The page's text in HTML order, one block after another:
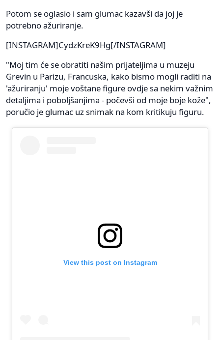
Potom se oglasio i sam glumac kazavši da joj je
potrebno ažuriranje.
[INSTAGRAM]CydzKreK9Hg[/INSTAGRAM]
"Moj tim će se obratiti našim prijateljima u muzeju
Grevin u Parizu, Francuska, kako bismo mogli raditi na
'ažuriranju' moje voštane figure ovdje sa nekim važnim
detaljima i poboljšanjima - počevši od moje boje kože",
poručio je glumac uz snimak na kom kritikuju figuru.
View this post on Instagram